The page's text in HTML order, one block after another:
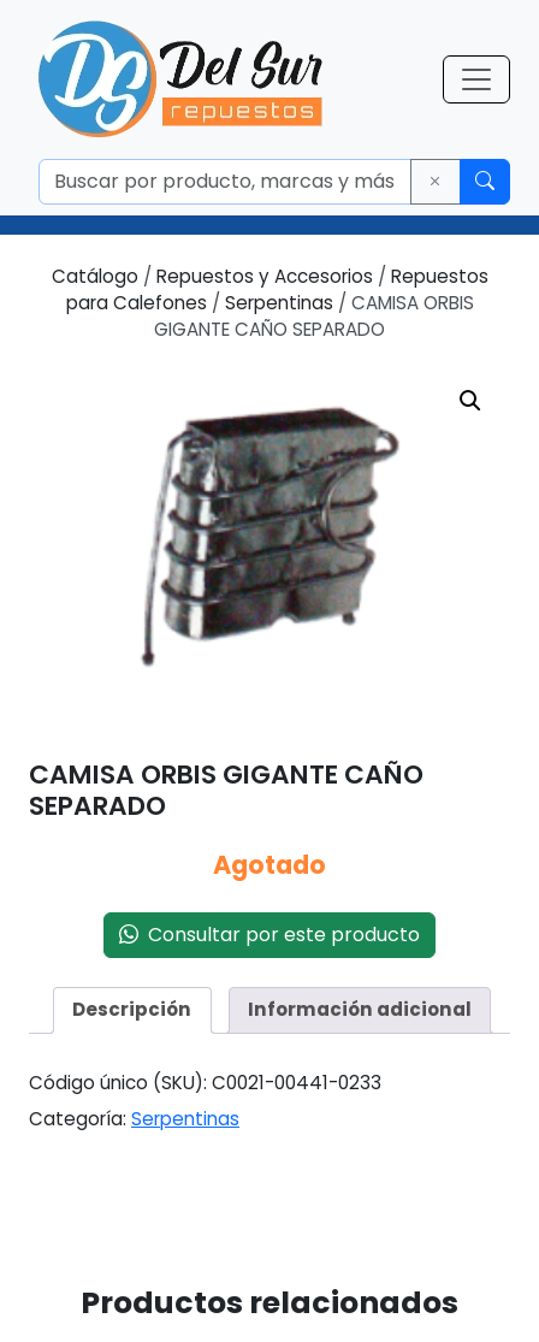
Catálogo / Repuestos y Accesorios / Repuestos
para Calefones / Serpentinas / CAMISA ORBIS
GIGANTE CAÑO SEPARADO
CAMISA ORBIS GIGANTE CAÑO
SEPARADO
Agotado
Consultar por este producto
Descripción Información adicional
Código único (SKU): C0021-00441-0233
Categoría: Serpentinas
Productos relacionados